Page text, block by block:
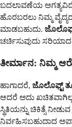
ಬದಲಾವಣೆಯ ಅಗತ್ಯವಿದೆ
ಹೊರಬರಲು ನಿಮ್ಮ
ಮಾಡಬಹುದು.
ಚರ್ಚಿಸುವುದು
ತೀರ್ಮಾನ: ನಿಮ್ಮ
ಹಾಗಾದರೆ, ಜೊಲೊಫ್ಟ್
ಆದರೆ ಅದು
ಸ್ಥಿತಿಯನ್ನು ಚಿಕಿತ್ಸೆ
ನಿರ್ವಹಿಸಬಹುದಾದ